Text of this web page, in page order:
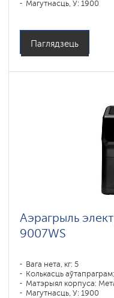
Магутнасць, У: 1900
пирог, разогрев,
Сістэмы абароны: ,
Паглядзець
Аэрагрыль
9007WS
Вага нета, кг: 5
Колькасць
Матэрыял корпуса:
Магутнасць, У: 1900